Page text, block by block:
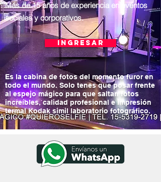
Más de 15 años de experiencia en eventos
sociales y corporativos.
Ingresar
Es la cabina de fotos del momento furor en
todo el mundo. Solo tenes que posar frente
al espejo mágico para que saltan fotos
increíbles, calidad profesional e impresión
termal Kodak simil laboratorio fotográfico.